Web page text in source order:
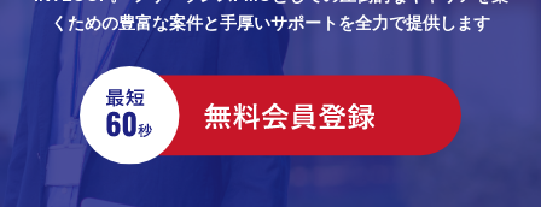
くための豊富な案件と手厚いサポートを全力で提供します